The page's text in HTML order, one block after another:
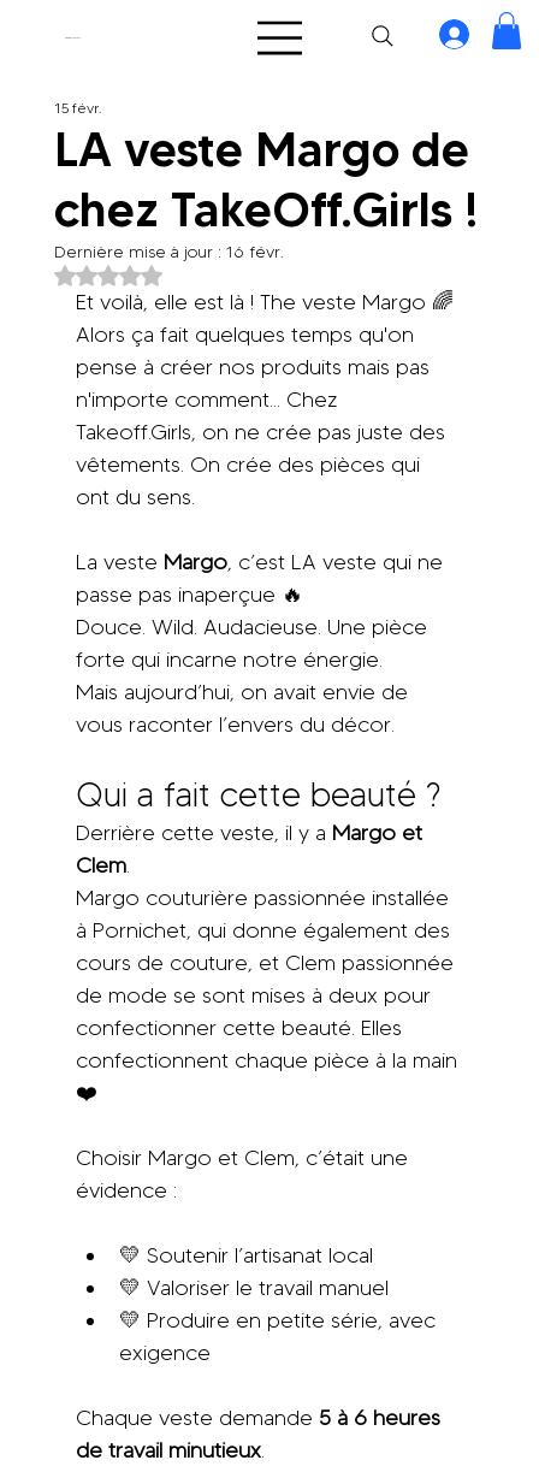
TakeOff.Girls
LA veste Margo de
chez TakeOff.Girls !
15 févr.
Dernière mise à jour : 16 févr.
Noté NaN étoiles sur 5.
Et voilà, elle est là ! The veste Margo 🌈
Alors ça fait quelques temps qu'on
pense à créer nos produits mais pas
n'importe comment... Chez
Takeoff.Girls, on ne crée pas juste des
vêtements. On crée des pièces qui
ont du sens.
La veste Margo, c’est LA veste qui ne
passe pas inaperçue 🔥
Douce. Wild. Audacieuse. Une pièce
forte qui incarne notre énergie.
Mais aujourd’hui, on avait envie de
vous raconter l’envers du décor.
Qui a fait cette beauté ?
Derrière cette veste, il y a Margo et
Clem.
Margo couturière passionnée installée
à Pornichet, qui donne également des
cours de couture, et Clem passionnée
de mode se sont mises à deux pour
confectionner cette beauté. Elles
confectionnent chaque pièce à la main
❤️
Choisir Margo et Clem, c’était une
évidence :
💛 Soutenir l’artisanat local
💛 Valoriser le travail manuel
💛 Produire en petite série, avec
exigence
Chaque veste demande 5 à 6 heures
de travail minutieux.